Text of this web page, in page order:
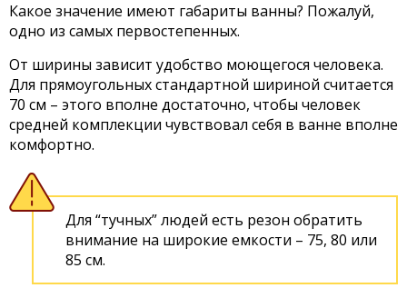
Какое значение имеют габариты ванны? Пожалуй,
одно из самых первостепенных.
От ширины зависит удобство моющегося человека.
Для прямоугольных стандартной шириной считается
70 см – этого вполне достаточно, чтобы человек
средней комплекции чувствовал себя в ванне вполне
комфортно.
Для “тучных” людей есть резон обратить
внимание на широкие емкости – 75, 80 или
85 см.